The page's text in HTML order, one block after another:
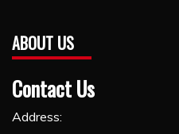
ABOUT US
Contact Us
Address: